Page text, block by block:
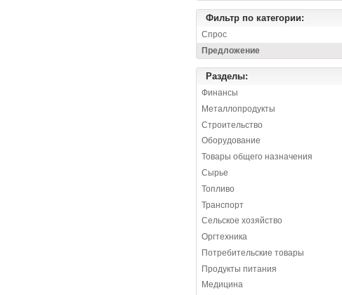
Фильтр по категории:
Спрос
Предложение
Разделы:
Финансы
Металлопродукты
Строительство
Оборудование
Товары общего назначения
Сырье
Топливо
Транспорт
Сельское хозяйство
Оргтехника
Потребительские товары
Продукты питания
Медицина